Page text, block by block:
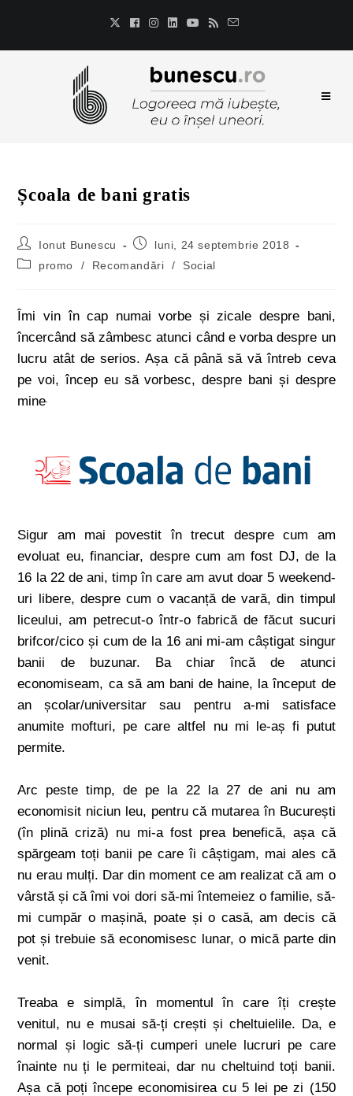
Școala de bani gratis
Ionut Bunescu
luni, 24 septembrie 2018
promo
/ Recomandări / Social
Îmi vin în cap numai vorbe și zicale despre bani,
încercând să zâmbesc atunci când e vorba despre un
lucru atât de serios. Așa că până să vă întreb ceva
pe voi, încep eu să vorbesc, despre bani și despre
mine
Sigur am mai povestit în trecut despre cum am
evoluat eu, financiar, despre cum am fost DJ, de la
16 la 22 de ani, timp în care am avut doar 5 weekend-
uri libere, despre cum o vacanță de vară, din timpul
liceului, am petrecut-o într-o fabrică de făcut sucuri
brifcor/cico și cum de la 16 ani mi-am câștigat singur
banii de buzunar. Ba chiar încă de atunci
economiseam, ca să am bani de haine, la început de
an școlar/universitar sau pentru a-mi satisface
anumite mofturi, pe care altfel nu mi le-aș fi putut
permite.
Arc peste timp, de pe la 22 la 27 de ani nu am
economisit niciun leu, pentru că mutarea în București
(în plină criză) nu mi-a fost prea benefică, așa că
spărgeam toți banii pe care îi câștigam, mai ales că
nu erau mulți. Dar din moment ce am realizat că am o
vârstă și că îmi voi dori să-mi întemeiez o familie, să-
mi cumpăr o mașină, poate și o casă, am decis că
pot și trebuie să economisesc lunar, o mică parte din
venit.
Treaba e simplă, în momentul în care îți crește
venitul, nu e musai să-ți crești și cheltuielile. Da, e
normal și logic să-ți cumperi unele lucruri pe care
înainte nu ți le permiteai, dar nu cheltuind toți banii.
Așa că poți începe economisirea cu 5 lei pe zi (150